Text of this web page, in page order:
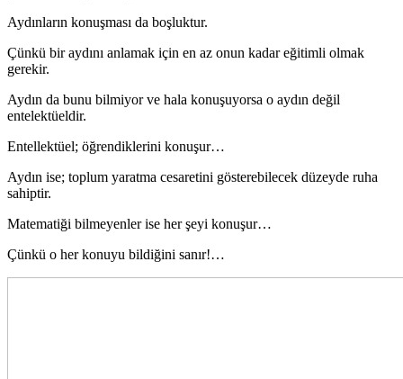
Aydınların konuşması da boşluktur.
Çünkü bir aydını anlamak için en az onun kadar eğitimli olmak
gerekir.
Aydın da bunu bilmiyor ve hala konuşuyorsa o aydın değil
entelektüeldir.
Entellektüel; öğrendiklerini konuşur…
Aydın ise; toplum yaratma cesaretini gösterebilecek düzeyde ruha
sahiptir.
Matematiği bilmeyenler ise her şeyi konuşur…
Çünkü o her konuyu bildiğini sanır!…